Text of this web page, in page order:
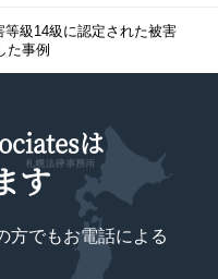
等級14級に認定された被害
た事例
は
す
方でもお電話による